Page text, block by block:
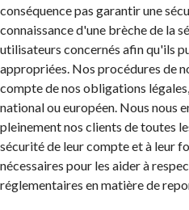
conséquence pas garantir une
connaissance d'une brèche de la
utilisateurs concernés afin qu'ils
appropriées. Nos procédures de
compte de nos obligations
national ou européen. Nous nous
pleinement nos clients de toutes
sécurité de leur compte et à leur
nécessaires pour les aider à
réglementaires en matière de